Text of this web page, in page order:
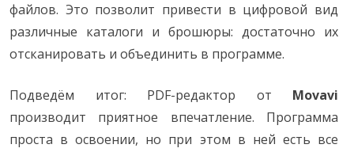
файлов. Это позволит привести в цифровой вид
различные каталоги и брошюры: достаточно их
отсканировать и объединить в программе.
Подведём итог: PDF-редактор от Movavi
производит приятное впечатление. Программа
проста в освоении, но при этом в ней есть все